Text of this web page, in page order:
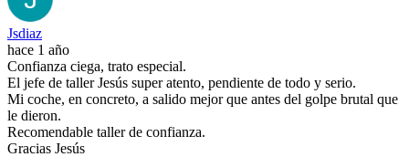
Jsdiaz
hace 1 año
Confianza ciega, trato especial.
El jefe de taller Jesús super atento, pendiente de todo y serio.
Mi coche, en concreto, a salido mejor que antes del golpe brutal que
le dieron.
Recomendable taller de confianza.
Gracias Jesús